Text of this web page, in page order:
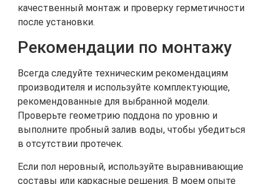
качественный монтаж и проверку герметичности
после установки.
Рекомендации по монтажу
Всегда следуйте техническим рекомендациям
производителя и используйте комплектующие,
рекомендованные для выбранной модели.
Проверьте геометрию поддона по уровню и
выполните пробный залив воды, чтобы убедиться
в отсутствии протечек.
Если пол неровный, используйте выравнивающие
составы или каркасные решения. В моем опыте